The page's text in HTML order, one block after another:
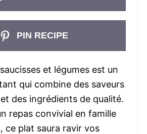
PIN RECIPE
et légumes est un
qui combine des saveurs
des ingrédients de qualité.
repas convivial en famille
ce plat saura ravir vos